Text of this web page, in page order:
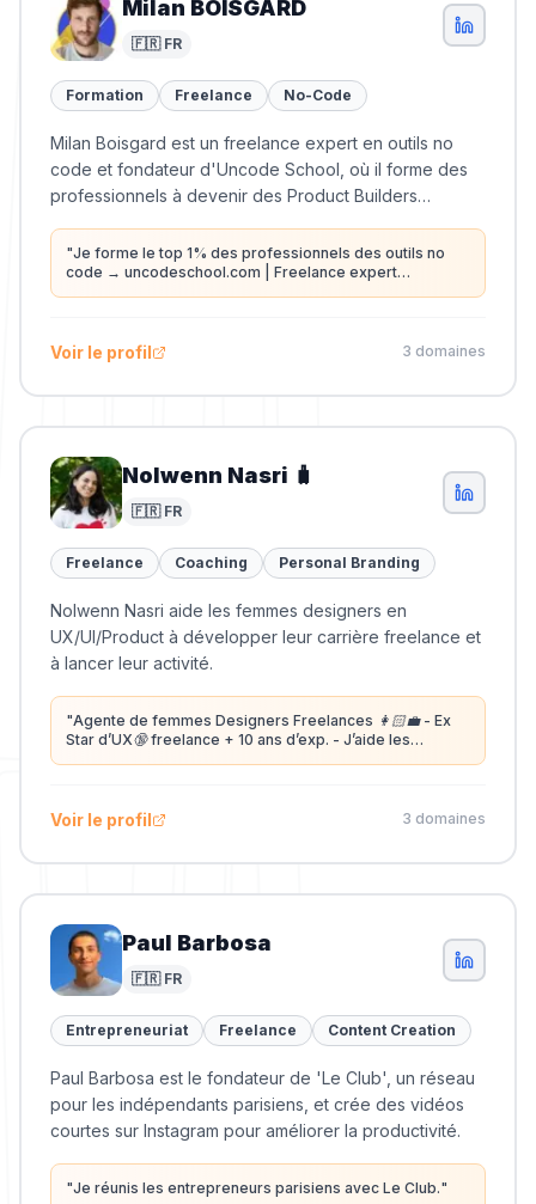
Milan BOISGARD
🇫🇷 FR
Formation Freelance No-Code
Milan Boisgard est un freelance expert en outils no
code et fondateur d'Uncode School, où il forme des
professionnels à devenir des Product Builders
"Je forme le top 1% des professionnels des outils no
code → uncodeschool.com | Freelance expert
Voir le profil 3 domaines
Nolwenn Nasri 🧳
🇫🇷 FR
Freelance Coaching Personal Branding
Nolwenn Nasri aide les femmes designers en
UX/UI/Product à développer leur carrière freelance et
à lancer leur activité.
"Agente de femmes Designers Freelances 👩🏻‍💼 - Ex
Star d’UX🔞 freelance + 10 ans d’exp. - J’aide les
Voir le profil 3 domaines
Paul Barbosa
🇫🇷 FR
Entrepreneuriat Freelance Content Creation
Paul Barbosa est le fondateur de 'Le Club', un réseau
pour les indépendants parisiens, et crée des vidéos
courtes sur Instagram pour améliorer la productivité.
"Je réunis les entrepreneurs parisiens avec Le Club."